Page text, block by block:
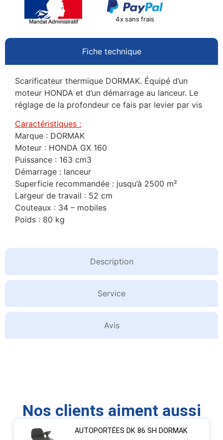
4x sans frais
Fiche technique
Description
Service
Avis
Scarificateur thermique DORMAK. Équipé d’un
moteur HONDA et d’un démarrage au lanceur. Le
réglage de la profondeur ce fais par levier par vis
Caractéristiques :
Marque : DORMAK
Moteur : HONDA GX 160
Puissance : 163 cm3
Démarrage : lanceur
Superficie recommandée : jusqu’à 2500 m²
Largeur de travail : 52 cm
Couteaux : 34 – mobiles
Poids : 80 kg
Nos clients aiment aussi
AUTOPORTÉES DK 86 SH DORMAK